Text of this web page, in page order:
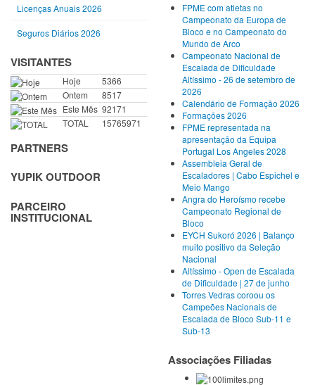
Licenças Anuais 2026
Seguros Diários 2026
VISITANTES
Hoje
5366
Ontem
8517
Este Mês 92171
TOTAL
15765971
PARTNERS
YUPIK OUTDOOR
PARCEIRO
INSTITUCIONAL
FPME com atletas no
Campeonato da Europa de
Bloco e no Campeonato do
Mundo de Arco
Campeonato Nacional de
Escalada de Dificuldade
Altíssimo - 26 de setembro de
2026
Calendário de Formação 2026
Formações 2026
FPME representada na
apresentação da Equipa
Portugal Los Angeles 2028
Assembleia Geral de
Escaladores | Cabo Espichel e
Meio Mango
Angra do Heroísmo recebe
Campeonato Regional de
Bloco
EYCH Sukoró 2026 | Balanço
muito positivo da Seleção
Nacional
Altíssimo - Open de Escalada
de Dificuldade | 27 de junho
Torres Vedras coroou os
Campeões Nacionais de
Escalada de Bloco Sub-11 e
Sub-13
Associações Filiadas